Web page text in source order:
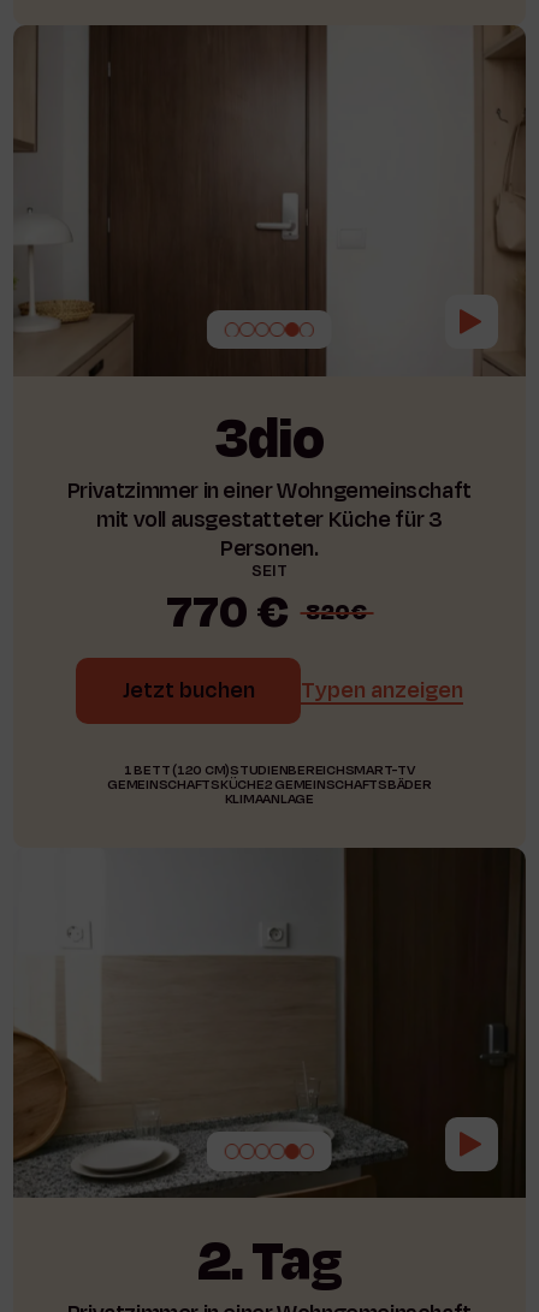
3dio
Privatzimmer in einer Wohngemeinschaft
mit voll ausgestatteter Küche für 3
Personen.
SEIT
770 € 820€
Jetzt buchen Typen anzeigen
1 BETT (120 CM)STUDIENBEREICHSMART-TV
GEMEINSCHAFTSKÜCHE2 GEMEINSCHAFTSBÄDER
KLIMAANLAGE
2. Tag